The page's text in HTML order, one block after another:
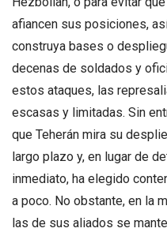
afiancen sus posiciones,
construya bases o
decenas de soldados y
estos ataques, las
escasas y limitadas. Sin
que Teherán mira su
largo plazo y, en lugar de
inmediato, ha elegido
a poco. No obstante, en la
las de sus aliados se